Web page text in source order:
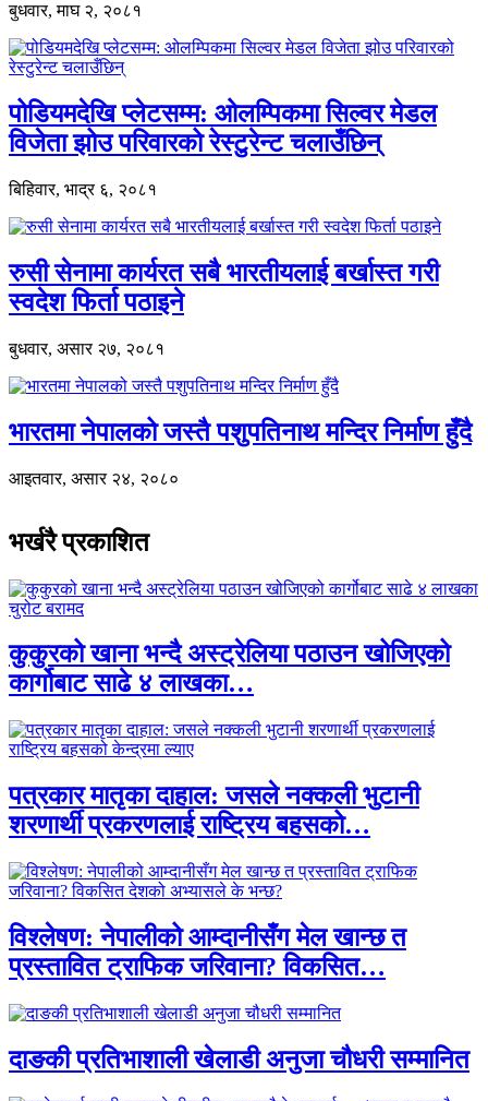
बुधवार, माघ २, २०८१
पोडियमदेखि प्लेटसम्म: ओलम्पिकमा सिल्वर मेडल
विजेता झोउ परिवारको रेस्टुरेन्ट चलाउँछिन्
बिहिवार, भाद्र ६, २०८१
रुसी सेनामा कार्यरत सबै भारतीयलाई बर्खास्त गरी
स्वदेश फिर्ता पठाइने
बुधवार, असार २७, २०८१
भारतमा नेपालको जस्तै पशुपतिनाथ मन्दिर निर्माण हुँदै
आइतवार, असार २४, २०८०
भर्खरै प्रकाशित
कुकुरको खाना भन्दै अस्ट्रेलिया पठाउन खोजिएको
कार्गोबाट साढे ४ लाखका…
पत्रकार मातृका दाहाल: जसले नक्कली भुटानी
शरणार्थी प्रकरणलाई राष्ट्रिय बहसको…
विश्लेषण: नेपालीको आम्दानीसँग मेल खान्छ त
प्रस्तावित ट्राफिक जरिवाना? विकसित…
दाङकी प्रतिभाशाली खेलाडी अनुजा चौधरी सम्मानित